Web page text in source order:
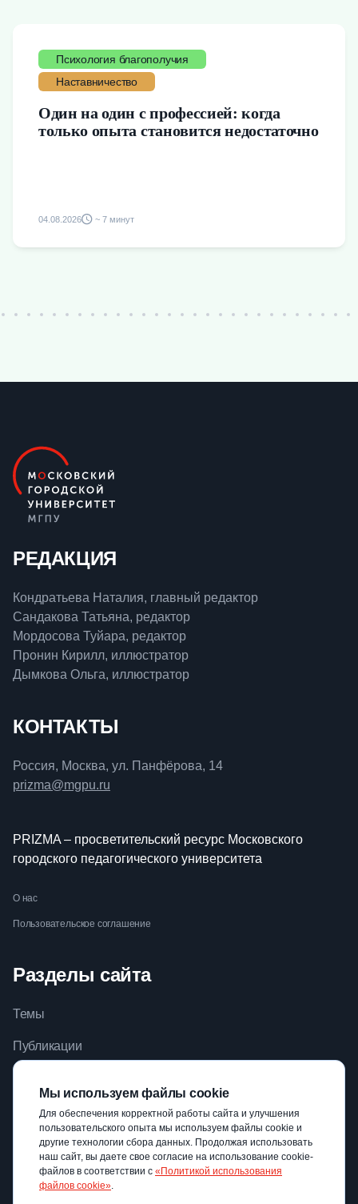
Психология благополучия
Наставничество
Один на один с профессией: когда
только опыта становится недостаточно
04.08.2026 ~ 7 минут
РЕДАКЦИЯ
Кондратьева Наталия, главный редактор
Сандакова Татьяна, редактор
Мордосова Туйара, редактор
Пронин Кирилл, иллюстратор
Дымкова Ольга, иллюстратор
КОНТАКТЫ
Россия, Москва, ул. Панфёрова, 14
prizma@mgpu.ru
PRIZMA – просветительский ресурс Московского
городского педагогического университета
О нас
Пользовательское соглашение
Разделы сайта
Темы
Публикации
Библиотека
Авторы
Мы используем файлы cookie
Для обеспечения корректной работы сайта и улучшения
пользовательского опыта мы используем файлы cookie и
другие технологии сбора данных. Продолжая использовать
наш сайт, вы даете свое согласие на использование cookie-
файлов в соответствии с «Политикой использования
файлов cookie».